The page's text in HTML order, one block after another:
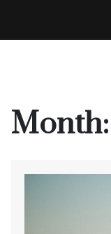
Month: